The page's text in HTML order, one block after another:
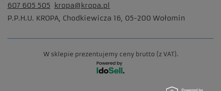
607 605 505 kropa@kropa.pl
P.P.H.U. KROPA, Chodkiewicza 16, 05-200 Wołomin
W sklepie prezentujemy ceny brutto (z VAT).